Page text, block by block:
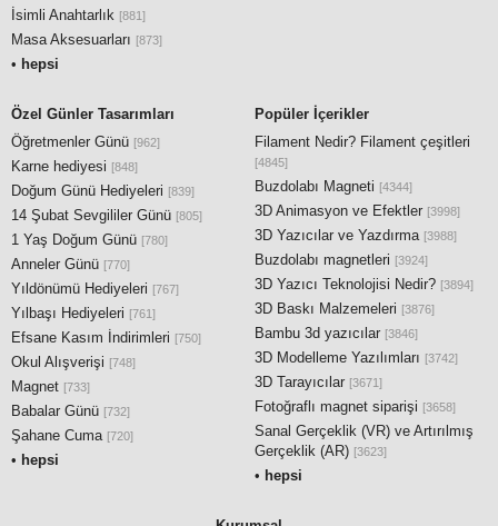
İsimli Anahtarlık [881]
Masa Aksesuarları [873]
• hepsi
Özel Günler Tasarımları
Öğretmenler Günü [962]
Karne hediyesi [848]
Doğum Günü Hediyeleri [839]
14 Şubat Sevgililer Günü [805]
1 Yaş Doğum Günü [780]
Anneler Günü [770]
Yıldönümü Hediyeleri [767]
Yılbaşı Hediyeleri [761]
Efsane Kasım İndirimleri [750]
Okul Alışverişi [748]
Magnet [733]
Babalar Günü [732]
Şahane Cuma [720]
• hepsi
Popüler İçerikler
Filament Nedir? Filament çeşitleri
[4845]
Buzdolabı Magneti [4344]
3D Animasyon ve Efektler [3998]
3D Yazıcılar ve Yazdırma [3988]
Buzdolabı magnetleri [3924]
3D Yazıcı Teknolojisi Nedir? [3894]
3D Baskı Malzemeleri [3876]
Bambu 3d yazıcılar [3846]
3D Modelleme Yazılımları [3742]
3D Tarayıcılar [3671]
Fotoğraflı magnet siparişi [3658]
Sanal Gerçeklik (VR) ve Artırılmış
Gerçeklik (AR) [3623]
• hepsi